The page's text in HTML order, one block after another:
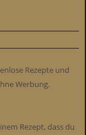
Rezepte und
Werbung.
Rezept, dass du